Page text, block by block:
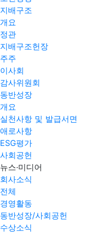
지배구조
개요
정관
지배구조헌장
주주
이사회
감사위원회
동반성장
개요
실천사항 및 발급서면
애로사항​
ESG평가
사회공헌
뉴스·미디어
회사소식
전체
경영활동
동반성장/사회공헌
수상소식